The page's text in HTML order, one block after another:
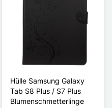
Hülle Samsung Galaxy
Tab S8 Plus / S7 Plus
Blumenschmetterlinge